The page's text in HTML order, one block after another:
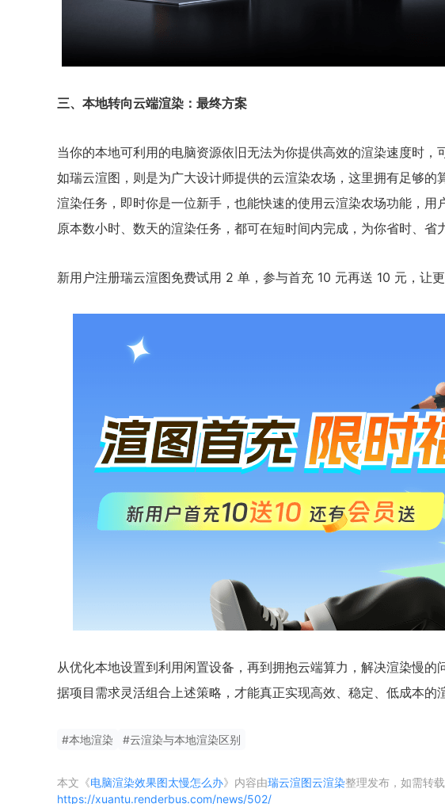
三、本地转向云端渲染：最终方案
当你的本地可利用的电脑资源依旧无法为你提供高效的渲染速度时，
如瑞云渲图，则是为广大设计师提供的云渲染农场，这里拥有足够的
渲染任务，即时你是一位新手，也能快速的使用云渲染农场功能，用
原本数小时、数天的渲染任务，都可在短时间内完成，为你省时、省
新用户注册瑞云渲图免费试用 2 单，参与首充 10 元再送 10 元，让更
从优化本地设置到利用闲置设备，再到拥抱云端算力，解决渲染慢的
据项目需求灵活组合上述策略，才能真正实现高效、稳定、低成本的
#本地渲染 #云渲染与本地渲染区别
本文《电脑渲染效果图太慢怎么办》内容由瑞云渲图云渲染整理发布，如需转
https://xuantu.renderbus.com/news/502/